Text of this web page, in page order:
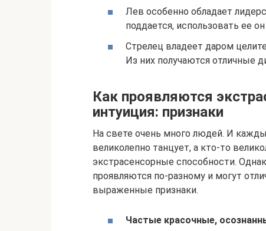
Лев особенно обладает
поддается, использовать ее
Стрелец владеет даром
Из них получаются отличные
Как проявляются
интуиция: признаки
На свете очень много людей. И
великолепно танцует, а кто-то
экстрасенсорные способности.
проявляются по-разному и могут
выраженные признаки.
Частые красочные,